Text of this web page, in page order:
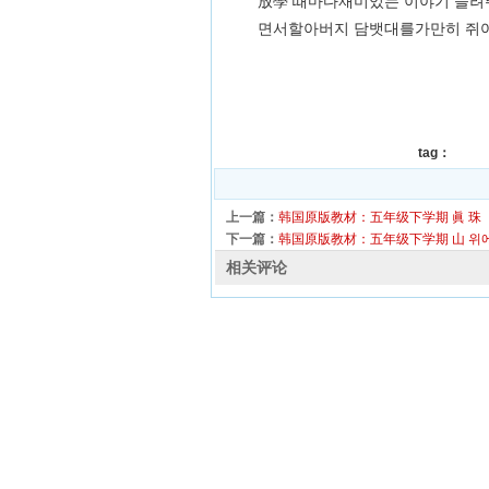
면서할아버지 담뱃대를가만히 쥐
tag：
上一篇： 韩国原版教材：五年级下学期 眞 珠
下一篇： 韩国原版教材：五年级下学期 山 위
相关评论